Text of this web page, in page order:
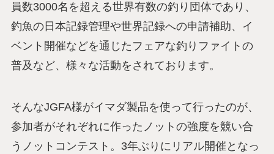
員数3000名を超える世界有数の釣り団体であり、
釣魚の日本記録管理や世界記録への申請補助、イ
ベント開催などを通じたフェアな釣りファイトの
普及など、様々な活動をされております。
そんなJGFA様がイマダ製品を使って行ったのが、
参加者がそれぞれに作ったノットの強度を競い合
うノットコンテスト。3年ぶりにリアル開催となっ